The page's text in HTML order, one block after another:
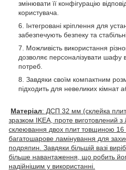
змінювати її конфігурацію
користувача.
Інтегровані кріплення для
забезпечують безпеку та
Можливість використання
дозволяє персоналізувати шафу
потреб.
Завдяки своїм компактним
підходить для невеликих кімнат
Матеріал: ДСП 32 мм (склейка
зразком IKEA, проте виготовлений
склеювання двох плит товщиною
багатошарове ламінування для
подряпин. Завдяки більшій вазі
більше навантаження, що робить
надійнішим у використанні.